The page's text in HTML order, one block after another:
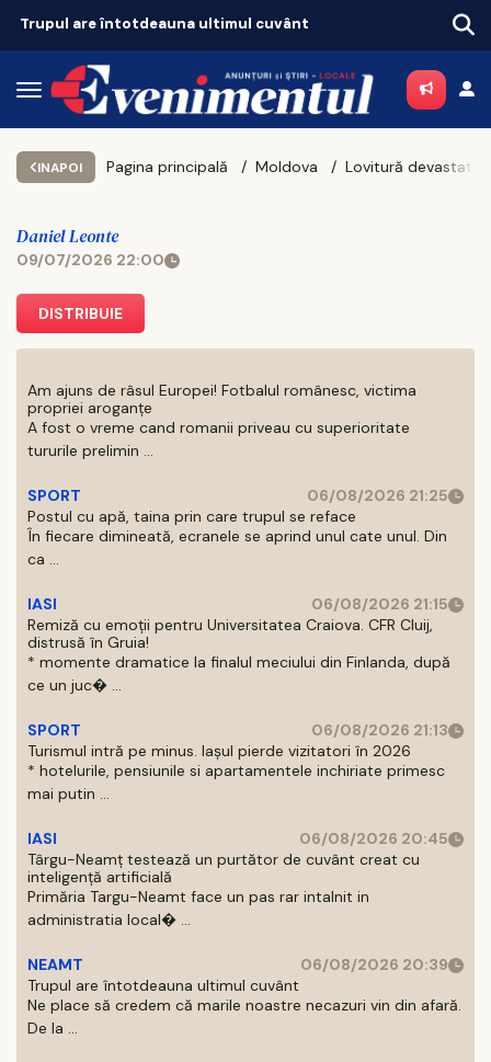
INAPOI Pagina principală Moldova
Daniel Leonte
09/07/2026 22:00
DISTRIBUIE
Am ajuns de râsul Europei! Fotbalul românesc, victima
propriei aroganțe
A fost o vreme cand romanii priveau cu superioritate
tururile prelimin ...
SPORT
06/08/2026 21:25
Postul cu apă, taina prin care trupul se reface
În fiecare dimineată, ecranele se aprind unul cate unul. Din
ca ...
IASI
06/08/2026 21:15
Remiză cu emoții pentru Universitatea Craiova. CFR Cluij,
distrusă în Gruia!
* momente dramatice la finalul meciului din Finlanda, după
ce un juc� ...
SPORT
06/08/2026 21:13
Turismul intră pe minus. Iașul pierde vizitatori în 2026
* hotelurile, pensiunile si apartamentele inchiriate primesc
mai putin ...
IASI
06/08/2026 20:45
Târgu-Neamț testează un purtător de cuvânt creat cu
inteligență artificială
Primăria Targu-Neamt face un pas rar intalnit in
administratia local� ...
NEAMT
06/08/2026 20:39
Trupul are întotdeauna ultimul cuvânt
Ne place să credem că marile noastre necazuri vin din afară.
De la ...